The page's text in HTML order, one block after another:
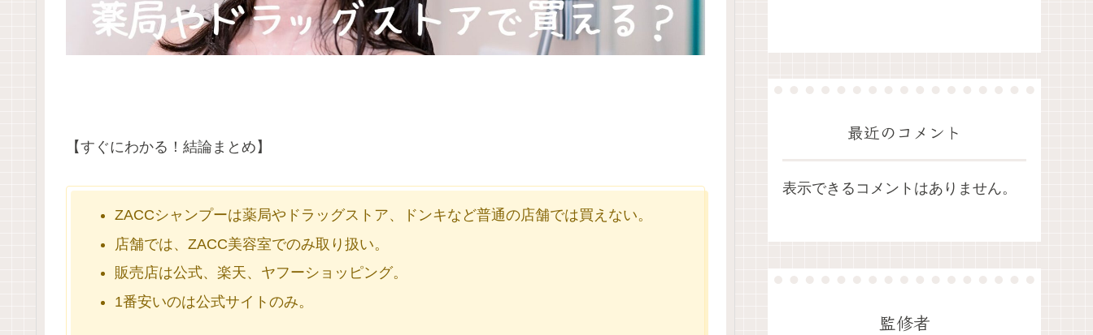
【すぐにわかる！結論まとめ】
ZACCシャンプーは薬局やドラッグストア、ドンキなど普通の店舗では買えない。
店舗では、ZACC美容室でのみ取り扱い。
販売店は公式、楽天、ヤフーショッピング。
1番安いのは公式サイトのみ。
最近のコメント
表示できるコメントはありません。
監修者